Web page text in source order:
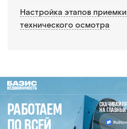
Настройка этапов приемки
технического осмотра
РАБОТАЕМ
СКАЧИВАЙ
НА